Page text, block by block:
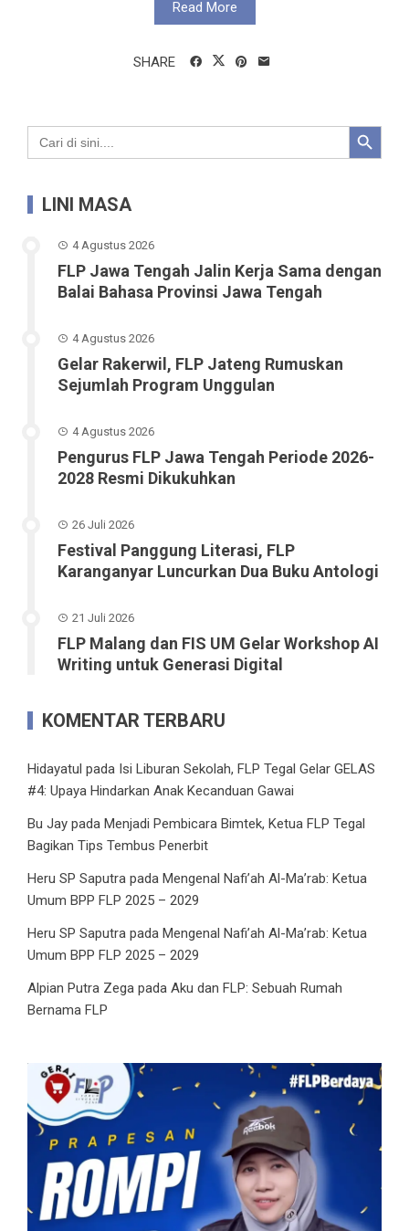
Read More
SHARE
Search
for:
Search Button
LINI MASA
4 Agustus 2026
FLP Jawa Tengah Jalin Kerja Sama dengan
Balai Bahasa Provinsi Jawa Tengah
4 Agustus 2026
Gelar Rakerwil, FLP Jateng Rumuskan
Sejumlah Program Unggulan
4 Agustus 2026
Pengurus FLP Jawa Tengah Periode 2026-
2028 Resmi Dikukuhkan
26 Juli 2026
Festival Panggung Literasi, FLP
Karanganyar Luncurkan Dua Buku Antologi
21 Juli 2026
FLP Malang dan FIS UM Gelar Workshop AI
Writing untuk Generasi Digital
KOMENTAR TERBARU
Hidayatul pada Isi Liburan Sekolah, FLP Tegal Gelar GELAS
#4: Upaya Hindarkan Anak Kecanduan Gawai
Bu Jay pada Menjadi Pembicara Bimtek, Ketua FLP Tegal
Bagikan Tips Tembus Penerbit
Heru SP Saputra pada Mengenal Nafi’ah Al-Ma’rab: Ketua
Umum BPP FLP 2025 – 2029
Heru SP Saputra pada Mengenal Nafi’ah Al-Ma’rab: Ketua
Umum BPP FLP 2025 – 2029
Alpian Putra Zega pada Aku dan FLP: Sebuah Rumah
Bernama FLP